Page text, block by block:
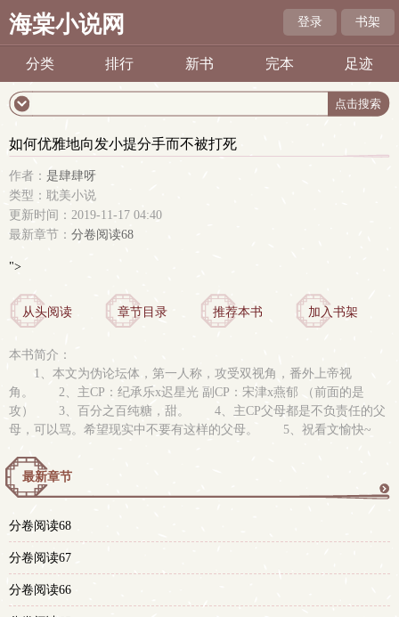
海棠小说网 登录 书架
分类 排行 新书 完本 足迹
如何优雅地向发小提分手而不被打死
作者： 是肆肆呀
类型：耽美小说
更新时间：2019-11-17 04:40
最新章节： 分卷阅读68
">
从头阅读 章节目录 推荐本书 加入书架
本书简介：
1、本文为伪论坛体，第一人称，攻受双视角，番外上帝视
角。 2、主CP：纪承乐x迟星光 副CP：宋津x燕郁 （前面的是
攻） 3、百分之百纯糖，甜。 4、主CP父母都是不负责任的父
母，可以骂。希望现实中不要有这样的父母。 5、祝看文愉快~
最新章节
分卷阅读68
分卷阅读67
分卷阅读66